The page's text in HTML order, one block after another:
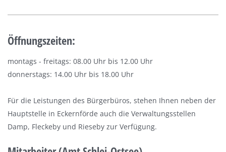
Öffnungszeiten:
montags - freitags: 08.00 Uhr bis 12.00 Uhr
donnerstags: 14.00 Uhr bis 18.00 Uhr
Für die Leistungen des Bürgerbüros, stehen Ihnen neben der
Hauptstelle in Eckernförde auch die Verwaltungsstellen
Damp, Fleckeby und Rieseby zur Verfügung.